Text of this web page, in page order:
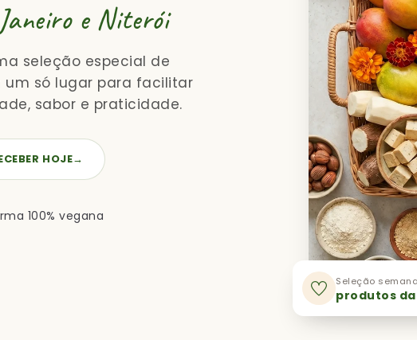
e Niterói
seleção especial de
um só lugar para facilitar
sabor e praticidade.
HOJE→
100% vegana
Seleção
produtos